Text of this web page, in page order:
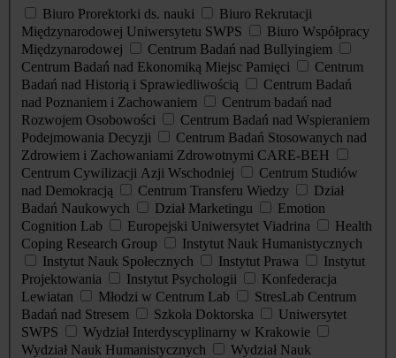
Biuro Prorektorki ds. nauki
Biuro Rekrutacji
Międzynarodowej Uniwersytetu SWPS
Biuro Współpracy
Międzynarodowej
Centrum Badań nad Bullyingiem
Centrum Badań nad Ekonomiką Miejsc Pamięci
Centrum
Badań nad Historią i Sprawiedliwością
Centrum Badań
nad Poznaniem i Zachowaniem
Centrum badań nad
Rozwojem Osobowości
Centrum Badań nad Wspieraniem
Podejmowania Decyzji
Centrum Badań Stosowanych nad
Zdrowiem i Zachowaniami Zdrowotnymi CARE-BEH
Centrum Cywilizacji Azji Wschodniej
Centrum Studiów
nad Demokracją
Centrum Transferu Wiedzy
Dział
Badań Naukowych
Dział Marketingu
Emotion
Cognition Lab
Europejski Uniwersytet Viadrina
Health
Coping Research Group
Instytut Nauk Humanistycznych
Instytut Nauk Społecznych
Instytut Prawa
Instytut
Projektowania
Instytut Psychologii
Konfederacja
Lewiatan
Młodzi w Centrum Lab
StresLab Centrum
Badań nad Stresem
Szkoła Doktorska
Uniwersytet
SWPS
Wydział Interdyscyplinarny w Krakowie
Wydział Nauk Humanistycznych
Wydział Nauk